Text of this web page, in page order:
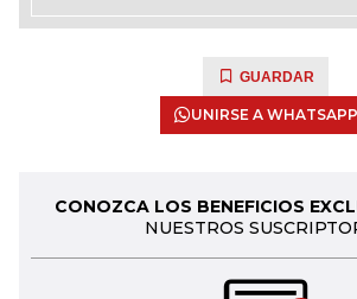
GUARDAR
UNIRSE A WHATSAPP
CONOZCA LOS BENEFICIOS
NUESTROS